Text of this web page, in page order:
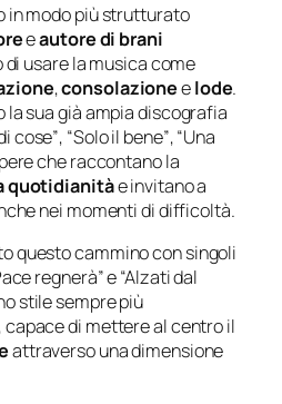
in modo più strutturato
eautore di brani
di usare la musica come
,consolazioneelode.
la sua già ampia discografia
cose”, “Solo il bene”,“Una
che raccontano la
quotidianitàe invitano a
nei momenti di difficoltà.
questo cammino con singoli
regnerà”e“Alzati dal
stile sempre più
, capace di mettere al centro il
attraverso una dimensione